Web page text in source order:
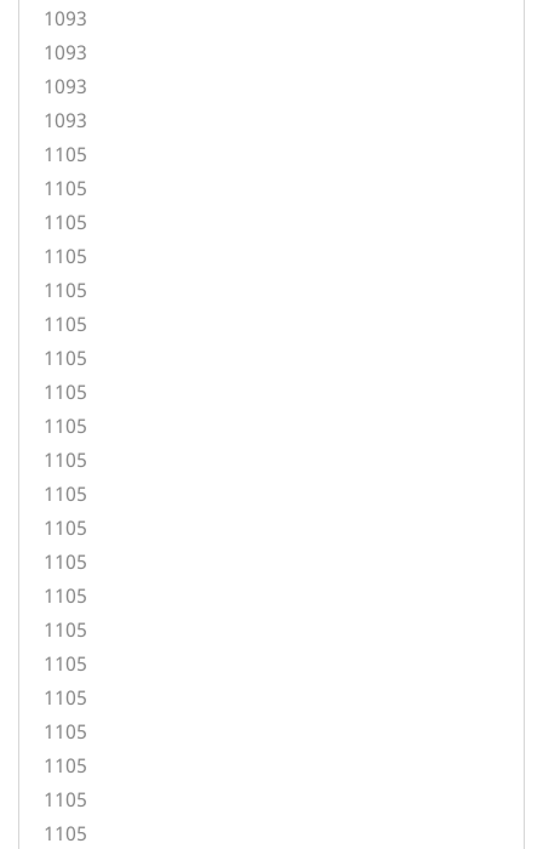
1093
1093
1093
1093
1105
1105
1105
1105
1105
1105
1105
1105
1105
1105
1105
1105
1105
1105
1105
1105
1105
1105
1105
1105
1105